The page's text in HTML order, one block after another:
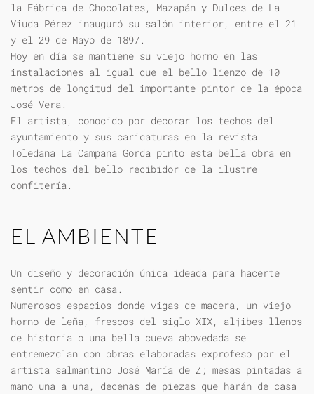
la Fábrica de Chocolates, Mazapán y Dulces de La
Viuda Pérez inauguró su salón interior, entre el 21
y el 29 de Mayo de 1897.
Hoy en día se mantiene su viejo horno en las
instalaciones al igual que el bello lienzo de 10
metros de longitud del importante pintor de la época
José Vera.
El artista, conocido por decorar los techos del
ayuntamiento y sus caricaturas en la revista
Toledana La Campana Gorda pinto esta bella obra en
los techos del bello recibidor de la ilustre
confitería.
EL AMBIENTE
Un diseño y decoración única ideada para hacerte
sentir como en casa.
Numerosos espacios donde vigas de madera, un viejo
horno de leña, frescos del siglo XIX, aljibes llenos
de historia o una bella cueva abovedada se
entremezclan con obras elaboradas exprofeso por el
artista salmantino José María de Z; mesas pintadas a
mano una a una, decenas de piezas que harán de casa